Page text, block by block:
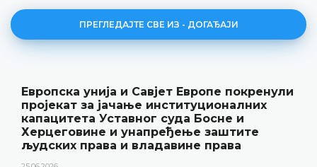
ПРЕГЛЕДАЈТЕ СВЕ ИЗ - ДОГАЂАЈИ
покренули
и
заштите
права
Уставни суд БиХ
резултате рада и нову
„Годишњак“
18.05.2026.